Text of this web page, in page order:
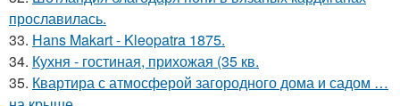
прославилась.
33. Hans Makart - Kleopatra 1875.
34. Кухня - гостиная, прихожая (35 кв.
35. Квартира с атмосферой загородного дома и садом …